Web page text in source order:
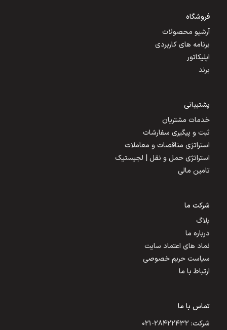
فروشگاه
آرشیو محصولات
برنامه های کاربردی
اپلیکاتور
برند
پشتیبانی
خدمات مشتریان
ثبت و پیگیری سفارشات
استراتژی مناقصات و معاملات
استراتژی حمل و نقل | لجیستیک
تامین مالی
شرکت ما
بلاگ
درباره ما
نماد های اعتماد سایت
سیاست حریم خصوصی
ارتباط با ما
تماس با ما
شرکت: ۲۸۴۲۲۴۳۲-۰۲۱